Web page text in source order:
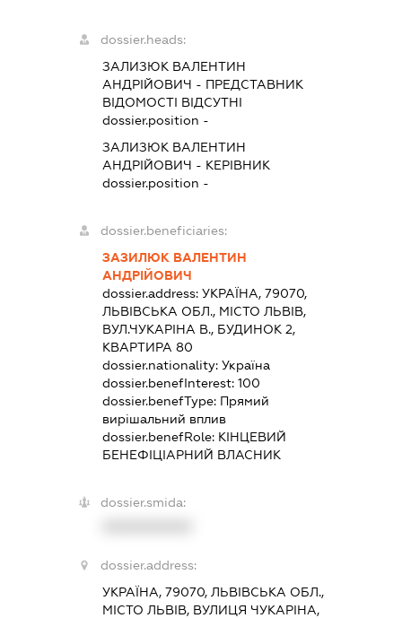
dossier.heads:
ЗАЛИЗЮК ВАЛЕНТИН
АНДРІЙОВИЧ - ПРЕДСТАВНИК
ВІДОМОСТІ ВІДСУТНІ
dossier.position -
ЗАЛИЗЮК ВАЛЕНТИН
АНДРІЙОВИЧ - КЕРІВНИК
dossier.position -
dossier.beneficiaries:
ЗАЗИЛЮК ВАЛЕНТИН
АНДРІЙОВИЧ
dossier.address: УКРАЇНА, 79070,
ЛЬВІВСЬКА ОБЛ., МІСТО ЛЬВІВ,
ВУЛ.ЧУКАРІНА В., БУДИНОК 2,
КВАРТИРА 80
dossier.nationality: Україна
dossier.benefInterest: 100
dossier.benefType: Прямий
вирішальний вплив
dossier.benefRole: КІНЦЕВИЙ
БЕНЕФІЦІАРНИЙ ВЛАСНИК
dossier.smida:
dossier.address:
УКРАЇНА, 79070, ЛЬВІВСЬКА ОБЛ.,
МІСТО ЛЬВІВ, ВУЛИЦЯ ЧУКАРІНА,